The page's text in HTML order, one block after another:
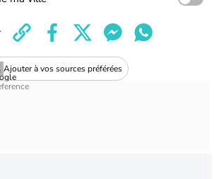
Ajouter à vos sources préférées